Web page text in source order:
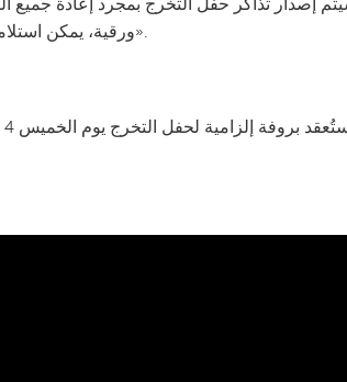
ورقية، يمكن استلامها يوم الاثنين 1 يونيو من الساعة 8 صباحًا حتى 2 ظهرًا في «ذا بورت».